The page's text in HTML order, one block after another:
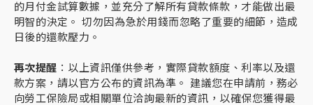
的月付金試算數據，並充分了解所有貸款條款，才能做出最
明智的決定。 切勿因為急於用錢而忽略了重要的細節，造成
日後的還款壓力。
再次提醒 ：以上資訊僅供參考，實際貸款額度、利率以及還
款方案，請以官方公布的資訊為準。 建議您在申請前，務必
向勞工保險局或相關單位洽詢最新的資訊，以確保您獲得最